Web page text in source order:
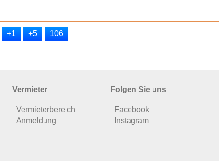
+1 +5 106
Vermieter
Vermieterbereich
Anmeldung
Folgen Sie uns
Facebook
Instagram